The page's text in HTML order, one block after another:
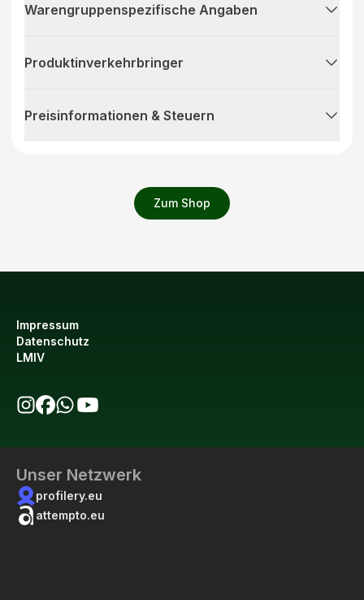
Zum Shop
Warengruppenspezifische Angaben
Produktinverkehrbringer
Preisinformationen & Steuern
Impressum
Datenschutz
LMIV
Unser Netzwerk
profilery.eu
attempto.eu